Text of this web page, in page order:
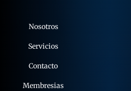
Nosotros
Servicios
Contacto
Membresias